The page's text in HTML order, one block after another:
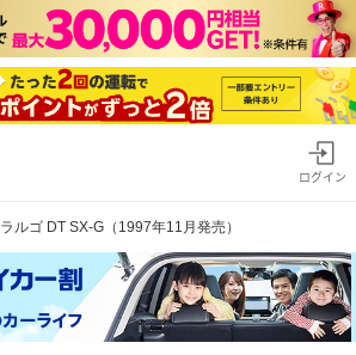
ログイン
ラルゴ DT SX-G（1997年11月発売）